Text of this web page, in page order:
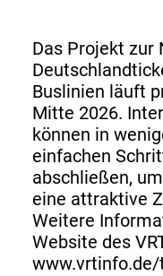
Das Projekt zur
Buslinien läuft
Mitte 2026.
können in
einfachen
abschließen,
eine attraktive
Weitere
Website des